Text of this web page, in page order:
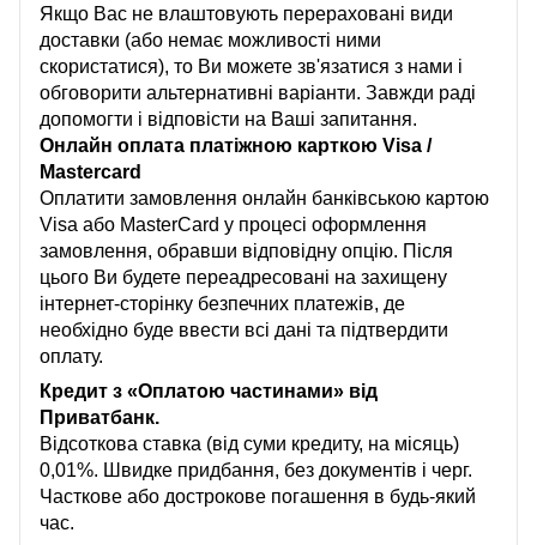
Якщо Вас не влаштовують перераховані види
доставки (або немає можливості ними
скористатися), то Ви можете зв'язатися з нами і
обговорити альтернативні варіанти. Завжди раді
допомогти і відповісти на Ваші запитання.
Онлайн оплата платіжною карткою Visa /
Mastercard
Оплатити замовлення онлайн банківською картою
Visa або MasterCard у процесі оформлення
замовлення, обравши відповідну опцію. Після
цього Ви будете переадресовані на захищену
інтернет-сторінку безпечних платежів, де
необхідно буде ввести всі дані та підтвердити
оплату.
Кредит з «Оплатою частинами» від
Приватбанк.
Відсоткова ставка (від суми кредиту, на місяць)
0,01%. Швидке придбання, без документів і черг.
Часткове або дострокове погашення в будь-який
час.